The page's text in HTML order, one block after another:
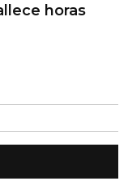
horas